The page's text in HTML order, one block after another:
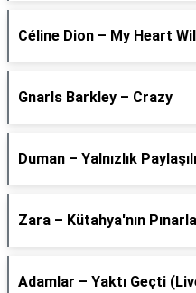
Céline Dion – My Heart
Gnarls Barkley – Crazy
Duman – Yalnızlık
Zara – Kütahya'nın
Adamlar – Yaktı Geçti